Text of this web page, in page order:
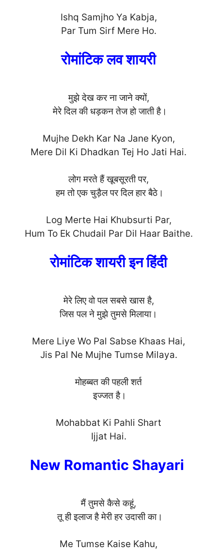
Ishq Samjho Ya Kabja,
Par Tum Sirf Mere Ho.
रोमांटिक लव शायरी
मुझे देख कर ना जाने क्यों,
मेरे दिल की धड़कन तेज हो जाती है।
Mujhe Dekh Kar Na Jane Kyon,
Mere Dil Ki Dhadkan Tej Ho Jati Hai.
लोग मरते हैं खूबसूरती पर,
हम तो एक चुड़ैल पर दिल हार बैठे।
Log Merte Hai Khubsurti Par,
Hum To Ek Chudail Par Dil Haar Baithe.
रोमांटिक शायरी इन हिंदी
मेरे लिए वो पल सबसे खास है,
जिस पल ने मुझे तुमसे मिलाया।
Mere Liye Wo Pal Sabse Khaas Hai,
Jis Pal Ne Mujhe Tumse Milaya.
मोहब्बत की पहली शर्त
इज्जत है।
Mohabbat Ki Pahli Shart
Ijjat Hai.
New Romantic Shayari
मैं तुमसे कैसे कहूं,
तू ही इलाज है मेरी हर उदासी का।
Me Tumse Kaise Kahu,